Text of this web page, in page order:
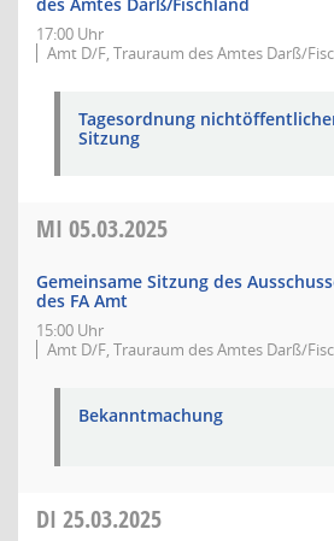
17:00 Uhr
Amt D/F, Trauraum des Amtes Darß/
Tagesordnung
Sitzung
MI 05.03.2025
Gemeinsame Sitzung des
des FA Amt
15:00 Uhr
Amt D/F, Trauraum des Amtes Darß/
Bekanntmachung
DI 25.03.2025